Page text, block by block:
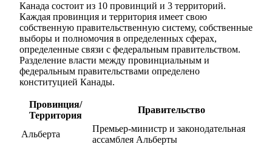
Канада состоит из 10 провинций и 3 территорий.
Каждая провинция и территория имеет свою
собственную правительственную систему, собственные
выборы и полномочия в определенных сферах,
определенные связи с федеральным правительством.
Разделение власти между провинциальным и
федеральным правительствами определено
конституцией Канады.
Провинция/
Территория
Правительство
Альберта
Премьер-министр и законодательная
ассамблея Альберты